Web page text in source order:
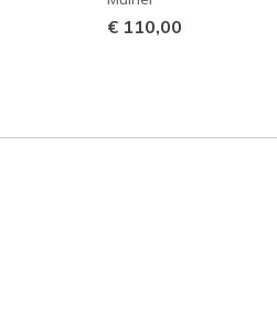
€ 110,00